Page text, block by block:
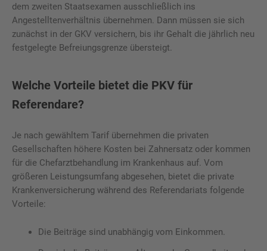
dem zweiten Staatsexamen ausschließlich ins
Angestelltenverhältnis übernehmen. Dann müssen sie sich
zunächst in der GKV versichern, bis ihr Gehalt die jährlich neu
festgelegte Befreiungsgrenze übersteigt.
Welche Vorteile bietet die PKV für
Referendare?
Je nach gewähltem Tarif übernehmen die privaten
Gesellschaften höhere Kosten bei Zahnersatz oder kommen
für die Chefarztbehandlung im Krankenhaus auf. Vom
größeren Leistungsumfang abgesehen, bietet die private
Krankenversicherung während des Referendariats folgende
Vorteile:
Die Beiträge sind unabhängig vom Einkommen.